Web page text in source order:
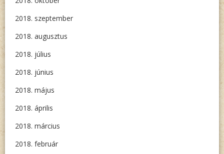
2018. szeptember
2018. augusztus
2018. július
2018. június
2018. május
2018. április
2018. március
2018. február